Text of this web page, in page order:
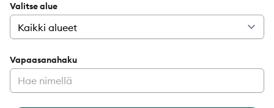
Valitse alue
Vapaasanahaku